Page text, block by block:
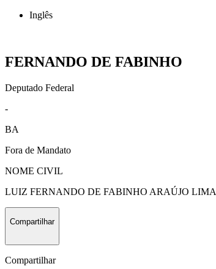
Inglês
FERNANDO DE FABINHO
Deputado Federal
-
BA
Fora de Mandato
NOME CIVIL
LUIZ FERNANDO DE FABINHO ARAÚJO LIMA
Compartilhar
Compartilhar